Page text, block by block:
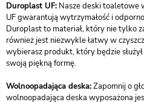
Duroplast UF: Nasze deski toaletowe
UF gwarantują wytrzymałość i
Duroplast to materiał, który nie tylko
również jest niezwykle łatwy w
wybierasz produkt, który będzie
swoją piękną formę.
Wolnoopadająca deska:Zapomnij o
wolnoopadająca deska wyposażona